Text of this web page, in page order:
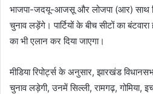
भाजपा-जदयू-आजसू और लोजपा (आर) साथ
चुनाव लड़ेंगे। पार्टियों के बीच सीटों का
का भी एलान कर दिया जाएगा।
मीडिया रिपोर्ट्स के अनुसार, झारखंड
चुनाव लड़ेगी, उनमें सिल्ली, रामगढ़, गोमिया,